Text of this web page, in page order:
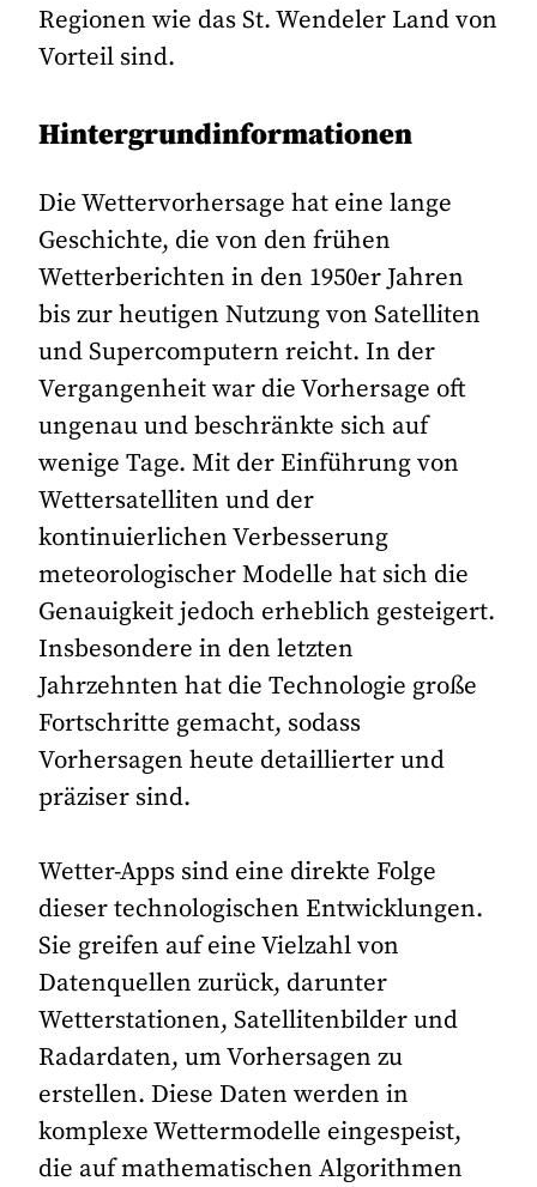
Regionen wie das St. Wendeler Land von
Vorteil sind.
Hintergrundinformationen
Die Wettervorhersage hat eine lange
Geschichte, die von den frühen
Wetterberichten in den 1950er Jahren
bis zur heutigen Nutzung von Satelliten
und Supercomputern reicht. In der
Vergangenheit war die Vorhersage oft
ungenau und beschränkte sich auf
wenige Tage. Mit der Einführung von
Wettersatelliten und der
kontinuierlichen Verbesserung
meteorologischer Modelle hat sich die
Genauigkeit jedoch erheblich gesteigert.
Insbesondere in den letzten
Jahrzehnten hat die Technologie große
Fortschritte gemacht, sodass
Vorhersagen heute detaillierter und
präziser sind.
Wetter-Apps sind eine direkte Folge
dieser technologischen Entwicklungen.
Sie greifen auf eine Vielzahl von
Datenquellen zurück, darunter
Wetterstationen, Satellitenbilder und
Radardaten, um Vorhersagen zu
erstellen. Diese Daten werden in
komplexe Wettermodelle eingespeist,
die auf mathematischen Algorithmen